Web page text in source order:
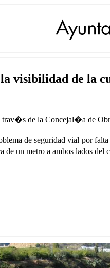
visibilidad de la
de la Concejal�a de
de seguridad vial por
de un metro a ambos lados